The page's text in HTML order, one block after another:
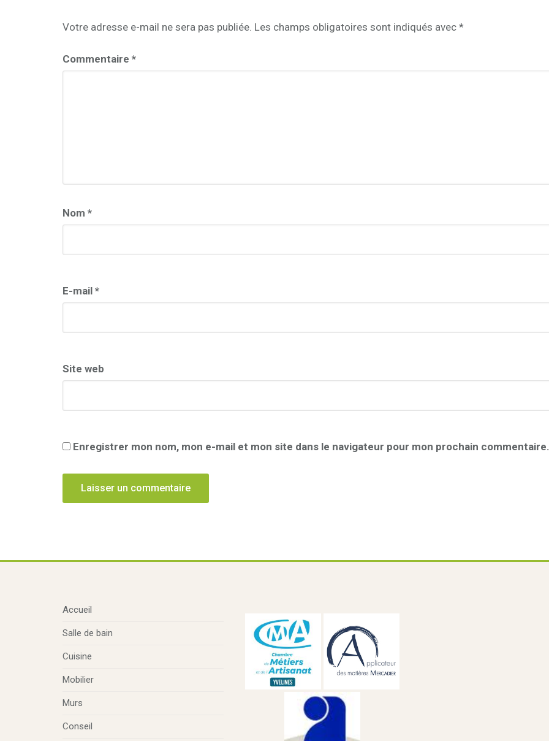
Votre adresse e-mail ne sera pas publiée. Les champs obligatoires sont indiqués avec *
Commentaire *
Nom *
E-mail *
Site web
Enregistrer mon nom, mon e-mail et mon site dans le navigateur pour mon prochain commentaire.
Accueil
Salle de bain
Cuisine
Mobilier
Murs
Conseil